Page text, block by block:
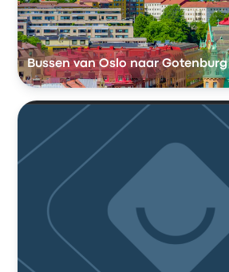
Bussen van Oslo naar Gotenburg